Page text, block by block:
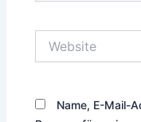
Name, E-Mail-